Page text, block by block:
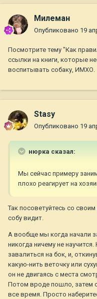
Милеман
Опубликовано 19
Посмотрите тему "Как
ссылки на книги, которые
воспитывать собаку, ИМХО.
Stasy
Опубликовано 19
нюрка сказал:
Мы сейчас примеру
плохо реагирует на
Так посоветуйтесь со
собу видит.
А вообще мы когда начали
никогда ничему не
завалиться на бок, и,
какую-нить веточку или
он не двигаясь с места
Потом вроде пошло, затем
все время. Просто